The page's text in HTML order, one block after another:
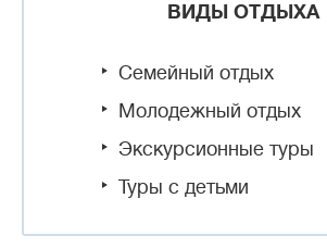
ВИДЫ ОТДЫХА
Семейный отдых
Молодежный отдых
Экскурсионные туры
Туры с детьми